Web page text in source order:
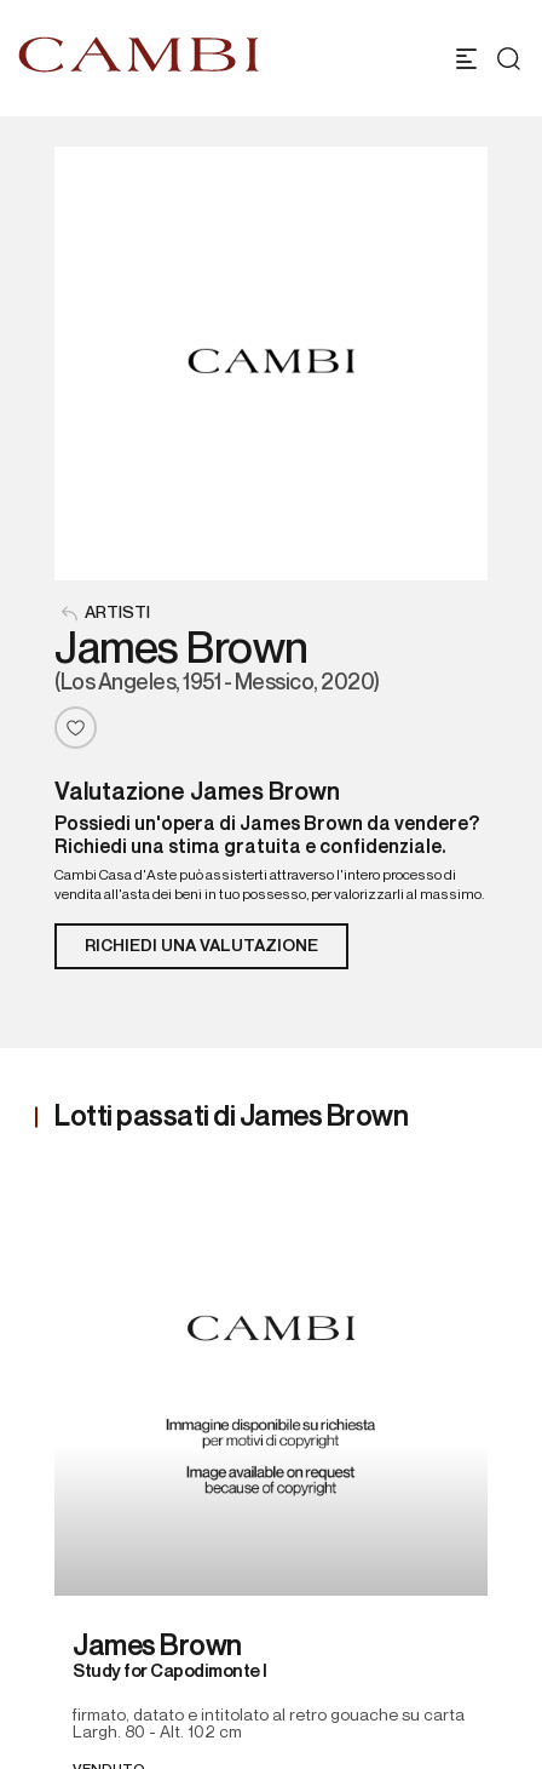
ARTISTI
James Brown
(Los Angeles, 1951 - Messico, 2020)
Valutazione James Brown
Possiedi un'opera di James Brown da vendere?
Richiedi una stima gratuita e confidenziale.
Cambi Casa d'Aste può assisterti attraverso l'intero processo di
vendita all'asta dei beni in tuo possesso, per valorizzarli al massimo.
RICHIEDI UNA VALUTAZIONE
Lotti passati di James Brown
James Brown
Study for Capodimonte I
firmato, datato e intitolato al retro gouache su carta
Largh. 80 - Alt. 102 cm